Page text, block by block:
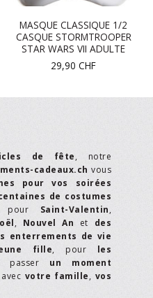
MASQUE CLASSIQUE 1/2
CASQUE STORMTROOPER
STAR WARS VII ADULTE
29,90 CHF
de fête, notre
cadeaux.ch vous
pour vos soirées
de costumes
pour Saint-Valentin,
, Nouvel An et des
enterrements de vie
fille, pour les
un moment
avec votre famille, vos